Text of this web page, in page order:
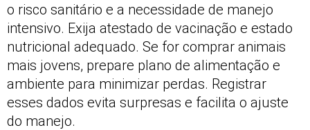
o risco sanitário e a necessidade de manejo
intensivo. Exija atestado de vacinação e estado
nutricional adequado. Se for comprar animais
mais jovens, prepare plano de alimentação e
ambiente para minimizar perdas. Registrar
esses dados evita surpresas e facilita o ajuste
do manejo.